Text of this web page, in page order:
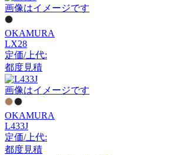
フジ医療器
フジイリョウキ
テンドウモッコウ
画像はイメージです
OKAMURA
LX28
定価/上代:
都度見積
画像はイメージです
OKAMURA
L433J
定価/上代:
都度見積